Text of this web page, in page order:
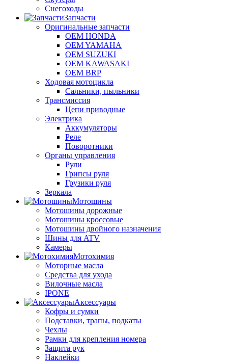
Снегоходы
Запчасти
Оригинальные запчасти
OEM HONDA
OEM YAMAHA
OEM SUZUKI
OEM KAWASAKI
OEM BRP
Ходовая мотоцикла
Сальники, пыльники
Трансмиссия
Цепи приводные
Электрика
Аккумуляторы
Реле
Поворотники
Органы управления
Рули
Грипсы руля
Грузики руля
Зеркала
Мотошины
Мотошины дорожные
Мотошины кроссовые
Мотошины двойного назначения
Шины для ATV
Камеры
Мотохимия
Моторные масла
Средства для ухода
Вилочные масла
IPONE
Аксессуары
Кофры и сумки
Подставки, трапы, подкаты
Чехлы
Рамки для крепления номера
Защита рук
Наклейки